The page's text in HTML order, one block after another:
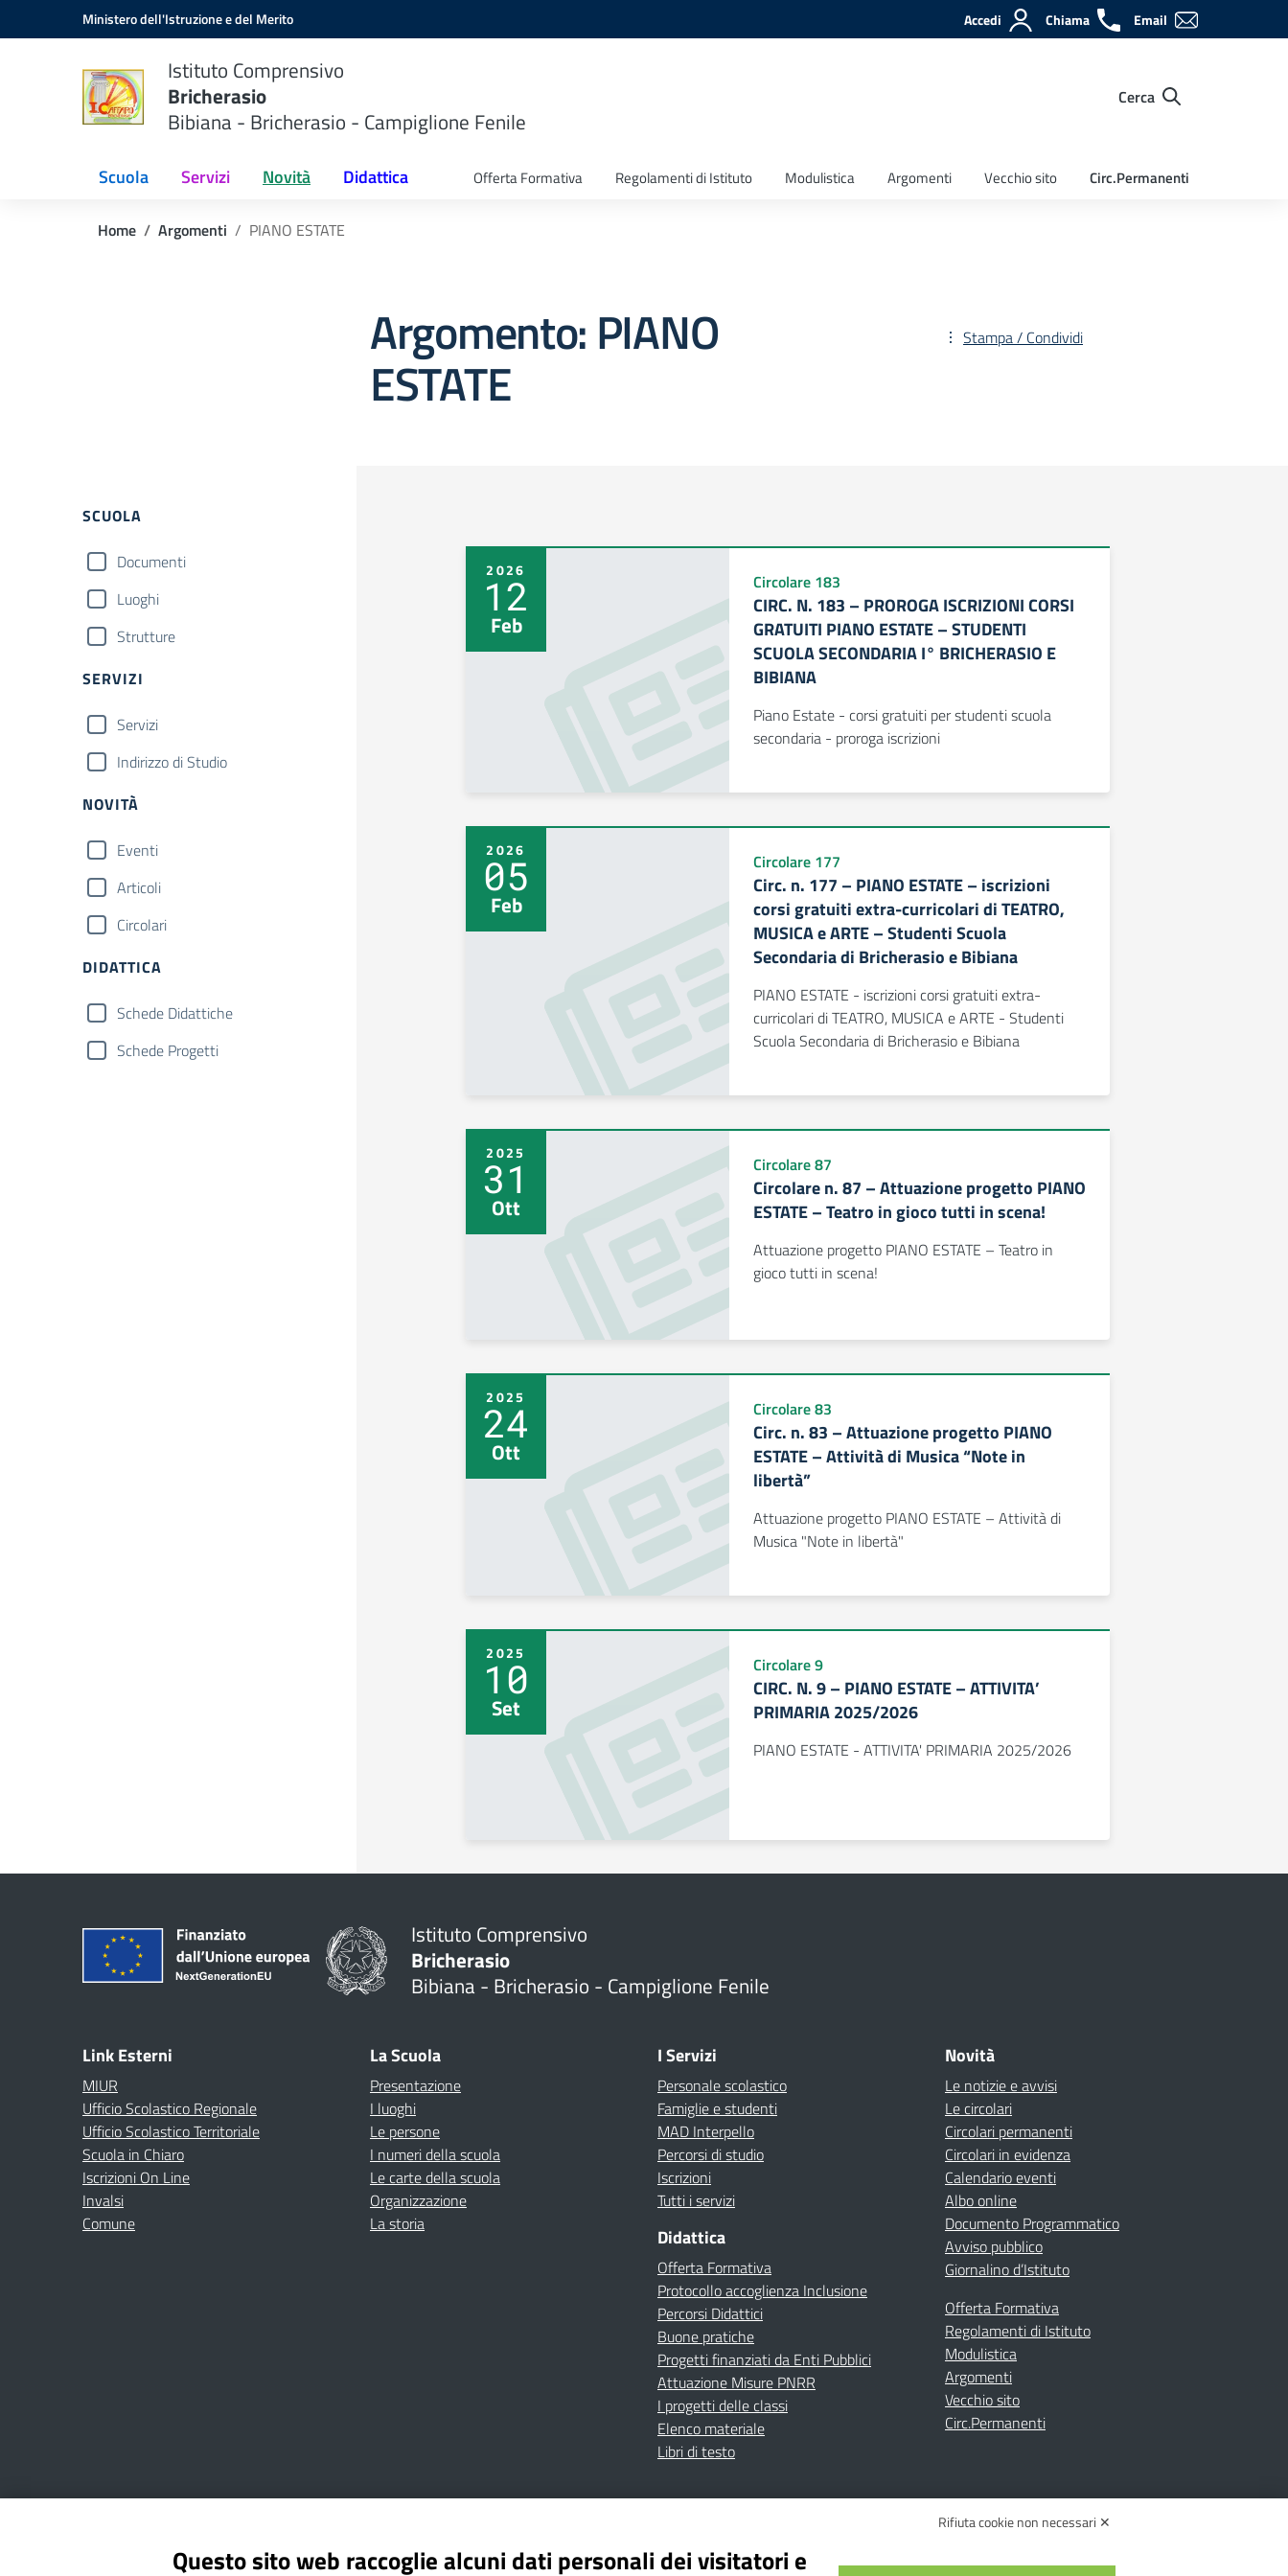
Vai ai contenuti
Vai al menu di navigazioneMinistero dell'Istruzione e del Merito Accedi Chiama Email
Istituto Comprensivo
Bricherasio
Bibiana - Bricherasio - Campiglione Fenile
Cerca
Scuola Servizi Novità Didattica Offerta Formativa Regolamenti di Istituto Modulistica Argomenti Vecchio sito Circ.Permanenti
Home Argomenti PIANO ESTATE
Argomento: PIANO
ESTATE
Stampa / Condividi
SCUOLA
Documenti
Luoghi
Strutture
SERVIZI
Servizi
Indirizzo di Studio
NOVITÀ
Eventi
Articoli
Circolari
DIDATTICA
Schede Didattiche
Schede Progetti
2026
12
Feb
Circolare 183
CIRC. N. 183 – PROROGA ISCRIZIONI CORSI
GRATUITI PIANO ESTATE – STUDENTI
SCUOLA SECONDARIA I° BRICHERASIO E
BIBIANA
Piano Estate - corsi gratuiti per studenti scuola
secondaria - proroga iscrizioni
2026
05
Feb
Circolare 177
Circ. n. 177 – PIANO ESTATE – iscrizioni
corsi gratuiti extra-curricolari di TEATRO,
MUSICA e ARTE – Studenti Scuola
Secondaria di Bricherasio e Bibiana
PIANO ESTATE - iscrizioni corsi gratuiti extra-
curricolari di TEATRO, MUSICA e ARTE - Studenti
Scuola Secondaria di Bricherasio e Bibiana
2025
31
Ott
Circolare 87
Circolare n. 87 – Attuazione progetto PIANO
ESTATE – Teatro in gioco tutti in scena!
Attuazione progetto PIANO ESTATE – Teatro in
gioco tutti in scena!
2025
24
Ott
Circolare 83
Circ. n. 83 – Attuazione progetto PIANO
ESTATE – Attività di Musica “Note in
libertà”
Attuazione progetto PIANO ESTATE – Attività di
Musica "Note in libertà"
2025
10
Set
Circolare 9
CIRC. N. 9 – PIANO ESTATE – ATTIVITA’
PRIMARIA 2025/2026
PIANO ESTATE - ATTIVITA' PRIMARIA 2025/2026
Istituto Comprensivo
Bricherasio
Bibiana - Bricherasio - Campiglione Fenile
Link Esterni
MIUR
Ufficio Scolastico Regionale
Ufficio Scolastico Territoriale
Scuola in Chiaro
Iscrizioni On Line
Invalsi
Comune
La Scuola
Presentazione
I luoghi
Le persone
I numeri della scuola
Le carte della scuola
Organizzazione
La storia
I Servizi
Personale scolastico
Famiglie e studenti
MAD Interpello
Percorsi di studio
Iscrizioni
Tutti i servizi
Didattica
Offerta Formativa
Protocollo accoglienza Inclusione
Percorsi Didattici
Buone pratiche
Progetti finanziati da Enti Pubblici
Attuazione Misure PNRR
I progetti delle classi
Elenco materiale
Libri di testo
Novità
Le notizie e avvisi
Le circolari
Circolari permanenti
Circolari in evidenza
Calendario eventi
Albo online
Documento Programmatico
Avviso pubblico
Giornalino d’Istituto
Offerta Formativa
Regolamenti di Istituto
Modulistica
Argomenti
Vecchio sito
Circ.Permanenti
Amministrazione TrasparenteAlbo onlinePrivacy PolicyDichiarazione di accessibilitàContattiNote Legali
Rifiuta cookie non necessari ✕
Questo sito web raccoglie alcuni dati personali dei visitatori e